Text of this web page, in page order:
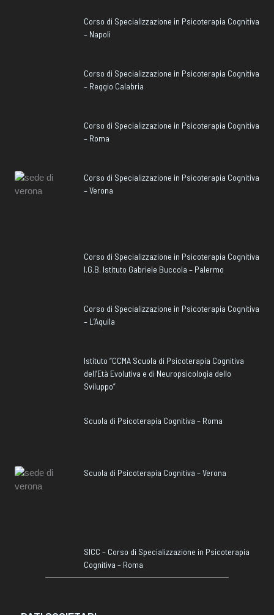
Corso di Specializzazione in Psicoterapia Cognitiva
– Napoli
Corso di Specializzazione in Psicoterapia Cognitiva
– Reggio Calabria
Corso di Specializzazione in Psicoterapia Cognitiva
– Roma
Corso di Specializzazione in Psicoterapia Cognitiva
– Verona
Corso di Specializzazione in Psicoterapia Cognitiva
I.G.B. Istituto Gabriele Buccola – Palermo
Corso di Specializzazione in Psicoterapia Cognitiva
– L’Aquila
Istituto “CCMA Scuola di Psicoterapia Cognitiva
dell’Età Evolutiva e di Neuropsicologia dello
Sviluppo”
Scuola di Psicoterapia Cognitiva – Roma
Scuola di Psicoterapia Cognitiva – Verona
SICC – Corso di Specializzazione in Psicoterapia
Cognitiva – Roma